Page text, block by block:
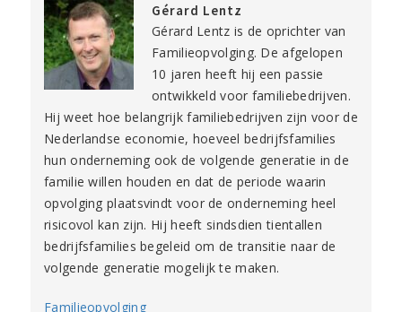
Gérard Lentz
Gérard Lentz is de oprichter van
Familieopvolging. De afgelopen
10 jaren heeft hij een passie
ontwikkeld voor familiebedrijven.
Hij weet hoe belangrijk familiebedrijven zijn voor de
Nederlandse economie, hoeveel bedrijfsfamilies
hun onderneming ook de volgende generatie in de
familie willen houden en dat de periode waarin
opvolging plaatsvindt voor de onderneming heel
risicovol kan zijn. Hij heeft sindsdien tientallen
bedrijfsfamilies begeleid om de transitie naar de
volgende generatie mogelijk te maken.
Familieopvolging